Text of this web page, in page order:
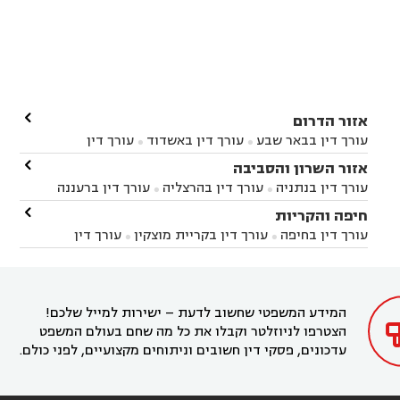
אזור הדרום
עורך דין בבאר שבע  עורך דין באשדוד 
עורך דין
באשקלון
עורך דין בבאר טוביה עורך דין בגן יבנה
עורך דין בניר הבנים עורך דין בערד
זיקים
עורך דין בנתיבות עורך דין בקרית מלאכי

אזור השרון והסביבה
עורך דין בנתניה  עורך דין בהרצליה  עורך דין ברעננה
עורך דין בחדרה עורך דין בכפר סבא
עורך דין בהוד
השרון
עורך דין באבן יהודה
עורך דין בחריש עורך דין בקיסריה עורך דין בקדימה

חיפה והקריות
עורך דין בחיפה  עורך דין בקריית מוצקין 
עורך דין
בקרית מוצקין
עורך דין בקריית אתא
עורך דין

המידע המשפטי שחשוב לדעת – ישירות למייל שלכם!
הצטרפו לניוזלטר וקבלו את כל מה שחם בעולם המשפט
עדכונים, פסקי דין חשובים וניתוחים מקצועיים, לפני כולם.